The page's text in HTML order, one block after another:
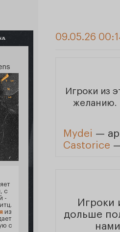
с
-
из
с
09.05.26
Игроки из
желанию.
Mydei —
Castorice
Игроки
дольше